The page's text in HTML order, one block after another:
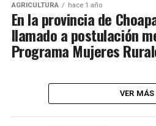
AGRICULTURA hace 1 año
En la provincia de
llamado a postulación
Programa Mujeres
VER MÁS